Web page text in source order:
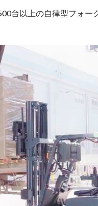
台以上の自律型フォー